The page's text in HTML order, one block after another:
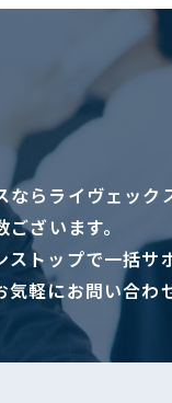
らライヴェック
ざいます。
トップで一括サ
軽にお問い合わ